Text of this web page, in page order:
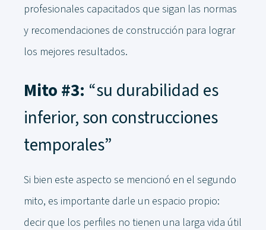
profesionales capacitados que sigan las normas
y recomendaciones de construcción para lograr
los mejores resultados.
Mito #3: “su durabilidad es
inferior, son construcciones
temporales”
Si bien este aspecto se mencionó en el segundo
mito, es importante darle un espacio propio:
decir que los perfiles no tienen una larga vida útil